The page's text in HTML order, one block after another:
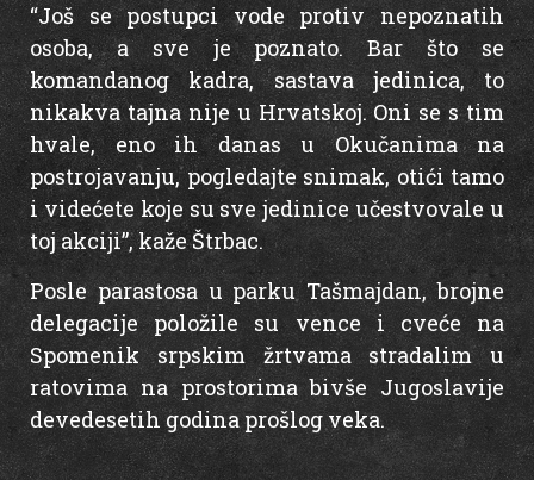
“Još se postupci vode protiv nepoznatih
osoba, a sve je poznato. Bar što se
komandanog kadra, sastava jedinica, to
nikakva tajna nije u Hrvatskoj. Oni se s tim
hvale, eno ih danas u Okučanima na
postrojavanju, pogledajte snimak, otići tamo
i videćete koje su sve jedinice učestvovale u
toj akciji”, kaže Štrbac.
Posle parastosa u parku Tašmajdan, brojne
delegacije položile su vence i cveće na
Spomenik srpskim žrtvama stradalim u
ratovima na prostorima bivše Jugoslavije
devedesetih godina prošlog veka.